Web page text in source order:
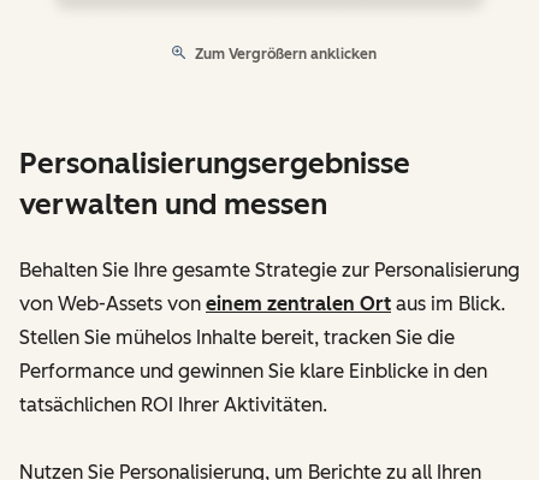
Zum Vergrößern anklicken
Personalisierungsergebnisse
verwalten und messen
Behalten Sie Ihre gesamte Strategie zur Personalisierung
von Web-Assets von einem zentralen Ort aus im Blick.
Stellen Sie mühelos Inhalte bereit, tracken Sie die
Performance und gewinnen Sie klare Einblicke in den
tatsächlichen ROI Ihrer Aktivitäten.
Nutzen Sie Personalisierung, um Berichte zu all Ihren